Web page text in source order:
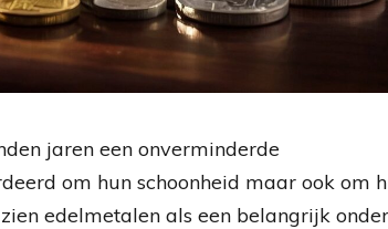
jaren een onverminderde
om hun schoonheid maar ook om
edelmetalen als een belangrijk